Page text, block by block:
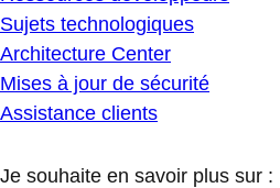
Sujets technologiques
Architecture Center
Mises à jour de sécurité
Assistance clients
Je souhaite en savoir plus sur :